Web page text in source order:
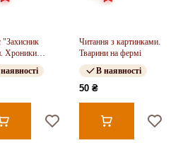
"Захисник
Хроники
Читання з картинками.
Тварини на фермі
В наявності
50 ₴